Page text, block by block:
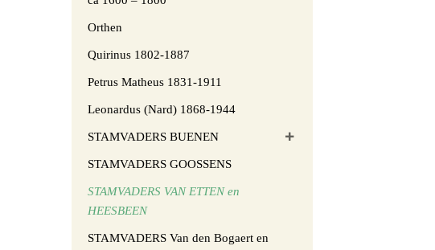
Orthen
Quirinus 1802-1887
Petrus Matheus 1831-1911
Leonardus (Nard) 1868-1944
STAMVADERS BUENEN
STAMVADERS GOOSSENS
STAMVADERS VAN ETTEN en
HEESBEEN
STAMVADERS Van den Bogaert en